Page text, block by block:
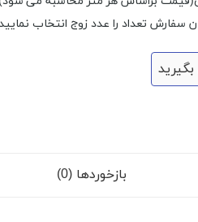
سفارش تعداد را عدد زوج انتخاب
بازخوردها (0)